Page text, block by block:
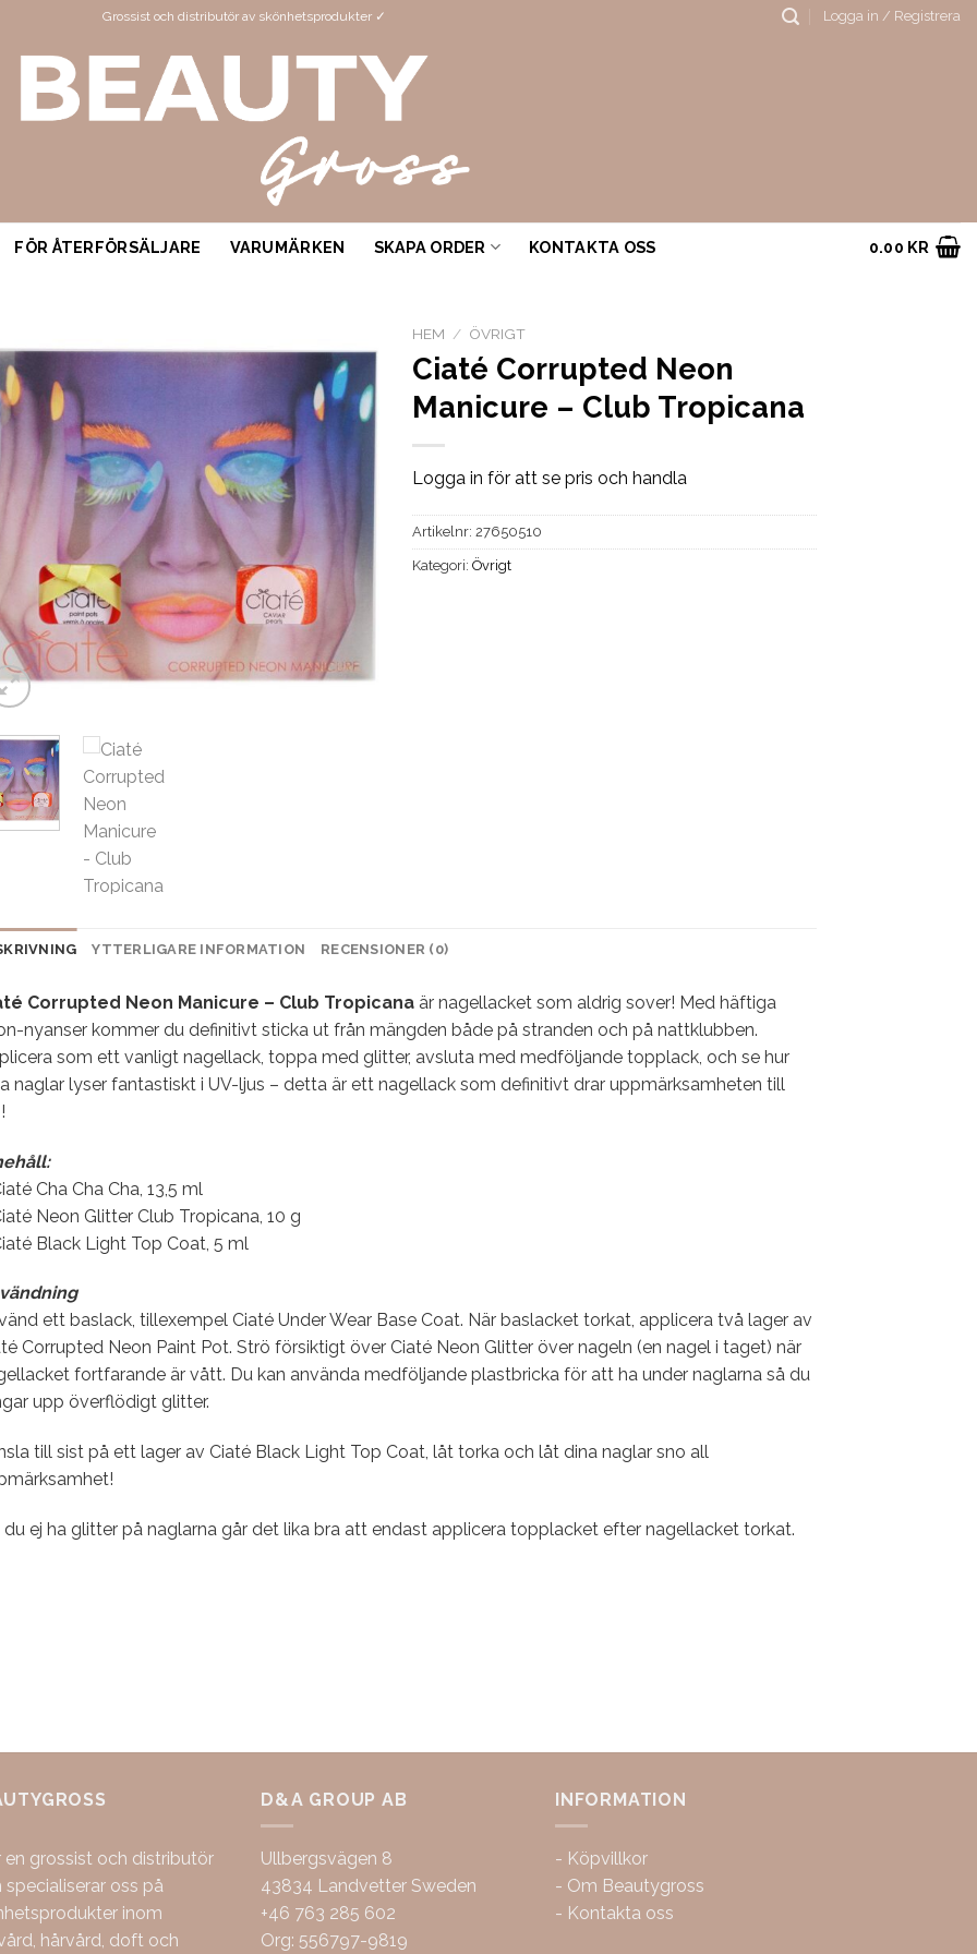
Grossist och distributör av skönhetsprodukter ✓ Logga in / Registrera
FÖR ÅTERFÖRSÄLJARE VARUMÄRKEN SKAPA ORDER KONTAKTA OSS 0.00 KR
HEM / ÖVRIGT
Ciaté Corrupted Neon
Manicure – Club Tropicana
Logga in för att se pris och handla
Artikelnr: 27650510
Kategori:Övrigt
YTTERLIGARE INFORMATION RECENSIONER (0)
Corrupted Neon Manicure – Club Tropicana är nagellacket som aldrig sover! Med häftiga
nyanser kommer du definitivt sticka ut från mängden både på stranden och på nattklubben.
som ett vanligt nagellack, toppa med glitter, avsluta med medföljande topplack, och se hur
naglar lyser fantastiskt i UV-ljus – detta är ett nagellack som definitivt drar uppmärksamheten till
Cha Cha Cha, 13,5 ml
Neon Glitter Club Tropicana, 10 g
Black Light Top Coat, 5 ml
ett baslack, tillexempel Ciaté Under Wear Base Coat. När baslacket torkat, applicera två lager av
Corrupted Neon Paint Pot. Strö försiktigt över Ciaté Neon Glitter över nageln (en nagel i taget) när
fortfarande är vått. Du kan använda medföljande plastbricka för att ha under naglarna så du
upp överflödigt glitter.
till sist på ett lager av Ciaté Black Light Top Coat, låt torka och låt dina naglar sno all
du ej ha glitter på naglarna går det lika bra att endast applicera topplacket efter nagellacket torkat.
en grossist och distributör
specialiserar oss på
inom
hårvård, doft och
D&A GROUP AB
Ullbergsvägen 8
43834 Landvetter Sweden
+46 763 285 602
Org: 556797-9819
INFORMATION
- Köpvillkor
- Om Beautygross
- Kontakta oss